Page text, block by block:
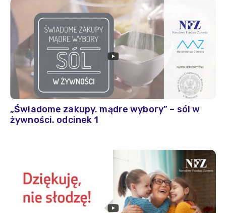
„Świadome zakupy. mądre wybory” – sól w
żywności. odcinek 1